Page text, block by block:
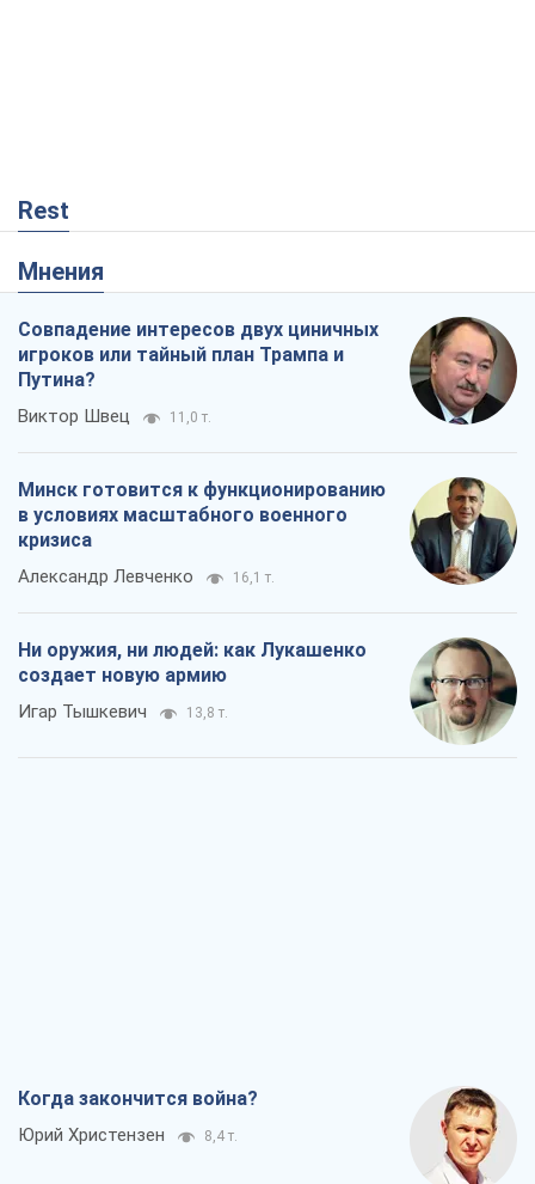
Rest
Мнения
Совпадение интересов двух циничных
игроков или тайный план Трампа и
Путина?
Виктор Швец 11,0 т.
Минск готовится к функционированию
в условиях масштабного военного
кризиса
Александр Левченко 16,1 т.
Ни оружия, ни людей: как Лукашенко
создает новую армию
Игар Тышкевич 13,8 т.
Когда закончится война?
Юрий Христензен 8,4 т.